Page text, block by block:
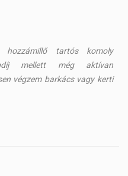
hozzámillő tartós komoly
mellett még aktívan
végzem barkács vagy kerti